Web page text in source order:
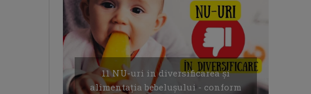
11 NU-uri in diversificarea și
alimentația bebelușului - conform